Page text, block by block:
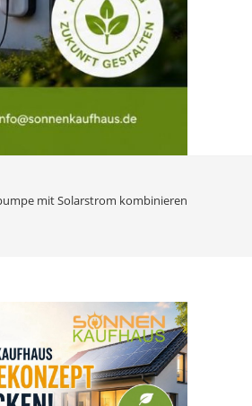
mit Solarstrom kombinieren